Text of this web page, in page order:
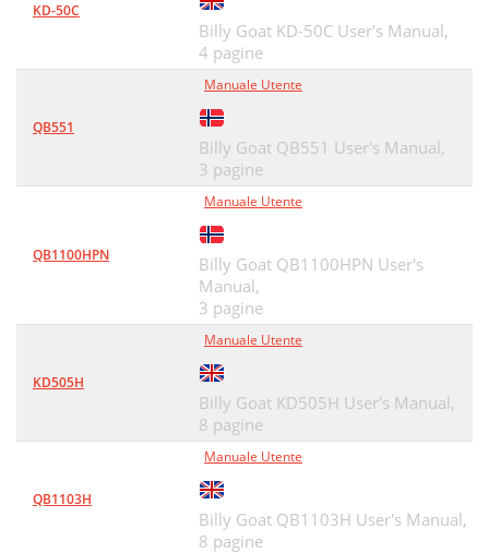
KD-50C
Billy Goat KD-50C User's Manual,
4 pagine
QB551
Manuale Utente
Billy Goat QB551 User's Manual,
3 pagine
QB1100HPN
Manuale Utente
Billy Goat QB1100HPN User's
Manual,
3 pagine
KD505H
Manuale Utente
Billy Goat KD505H User's Manual,
8 pagine
QB1103H
Manuale Utente
Billy Goat QB1103H User's Manual,
8 pagine